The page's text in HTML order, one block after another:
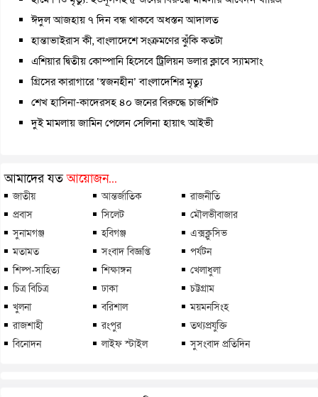
ঈদুল আজহায় ৭ দিন বন্ধ থাকবে অধস্তন আদালত
হান্তাভাইরাস কী, বাংলাদেশে সংক্রমণের ঝুঁকি কতটা
এশিয়ার দ্বিতীয় কোম্পানি হিসেবে ট্রিলিয়ন ডলার ক্লাবে স্যামসাং
গ্রিসের কারাগারে ‘স্বজনহীন’ বাংলাদেশির মৃত্যু
শেখ হাসিনা-কাদেরসহ ৪০ জনের বিরুদ্ধে চার্জশিট
দুই মামলায় জামিন পেলেন সেলিনা হায়াৎ আইভী
আমাদের যতআয়োজন...
জাতীয় আন্তর্জাতিক
রাজনীতি
প্রবাস
সিলেট
মৌলভীবাজার
সুনামগঞ্জ
হবিগঞ্জ
এক্সক্লুসিভ
মতামত
সংবাদ বিজ্ঞপ্তি
পর্যটন
শিল্প-সাহিত্য
শিক্ষাঙ্গন
খেলাধুলা
চিত্র বিচিত্র
ঢাকা
চট্টগ্রাম
খুলনা
বরিশাল
ময়মনসিংহ
রাজশাহী
রংপুর
তথ্যপ্রযুক্তি
বিনোদন
লাইফ স্টাইল সুসংবাদ প্রতিদিন